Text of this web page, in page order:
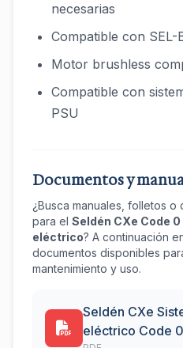
necesarias
Compatible con SEL-
Motor brushless
Compatible con
PSU
Documentos y
¿Busca manuales, folletos
para el Seldén CXe Code
eléctrico? A continuación
documentos disponibles
mantenimiento y uso.
Seldén CXe
eléctrico Code